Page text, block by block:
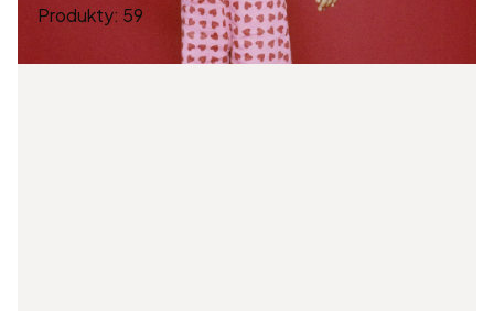
Produkty: 59